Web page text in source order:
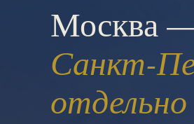
Москва
Санкт-
отдельно